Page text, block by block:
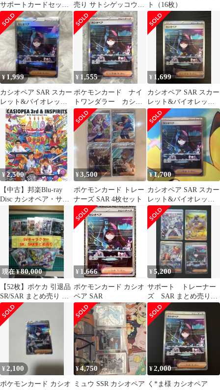
サポートカードセッ
ト まとめ売り SR
売り サトシゲッコウガ
など
ト（16枚）
¥1,999
カシオペア SAR スカー
レット&バイオレット
拡張パック ナイトワン
ダラー …
¥ 1,555
ポケモンカード ナイ
トワンダラー カシオ
ペア SAR
¥ 1,699
カシオペア SAR スカー
レット&バイオレット
拡張パック ナイトワン
ダラー …
¥2,500
【中古】邦楽Blu-ray
Disc カシオペア・サー
ド ＆ イッセイ・ノロ・
インスピリッツ /
CASIOPEA 3rd ＆ ISSEI
NORO INSPIRITS Both
Anniversary Gig
「4010」
¥3,500
ポケモンカード トレー
ナーズ SAR 4枚セット
¥1,700
カシオペア SAR スカー
レット&バイオレット
拡張パック ナイトワン
ダラー …
現在 ¥80,000
【52枚】ポケカ 引退品
SR/SAR まとめ売り ス
カバイ SV
¥ 1,666
ポケモンカード カシオ
ペア SAR
¥5,200
サポート トレーナー
ズ SAR まとめ売り
即日発送！！
¥ 2,100
ポケモンカード カシオ
¥4,750
ミュウ SSR カシオペア
¥2,000
く*ま様 カシオペア